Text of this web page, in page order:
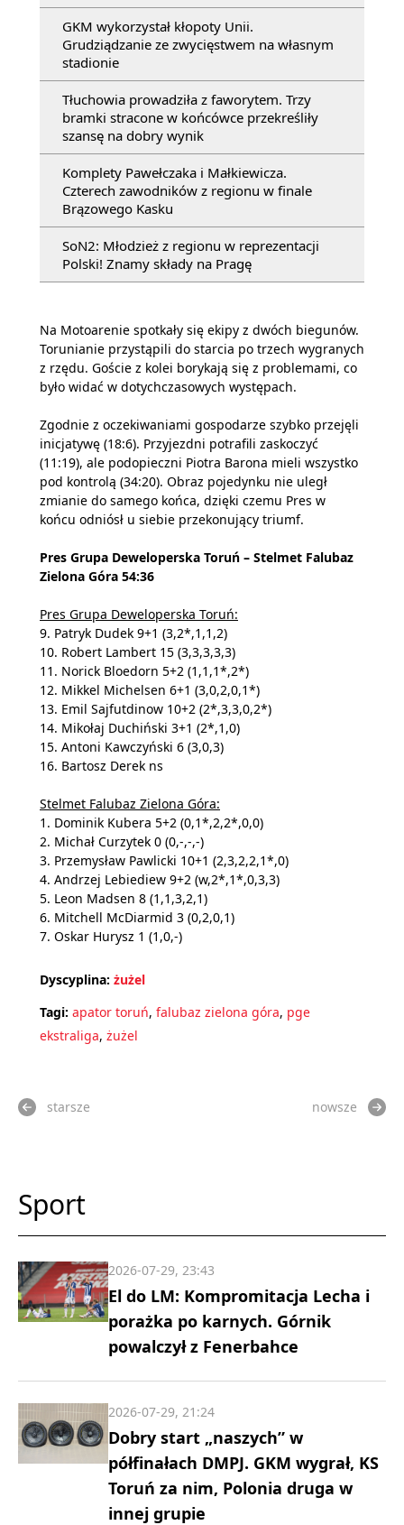
GKM wykorzystał kłopoty Unii.
Grudziądzanie ze zwycięstwem na własnym
stadionie
Tłuchowia prowadziła z faworytem. Trzy
bramki stracone w końcówce przekreśliły
szansę na dobry wynik
Komplety Pawełczaka i Małkiewicza.
Czterech zawodników z regionu w finale
Brązowego Kasku
SoN2: Młodzież z regionu w reprezentacji
Polski! Znamy składy na Pragę
Na Motoarenie spotkały się ekipy z dwóch biegunów.
Torunianie przystąpili do starcia po trzech wygranych
z rzędu. Goście z kolei borykają się z problemami, co
było widać w dotychczasowych występach.
Zgodnie z oczekiwaniami gospodarze szybko przejęli
inicjatywę (18:6). Przyjezdni potrafili zaskoczyć
(11:19), ale podopieczni Piotra Barona mieli wszystko
pod kontrolą (34:20). Obraz pojedynku nie uległ
zmianie do samego końca, dzięki czemu Pres w
końcu odniósł u siebie przekonujący triumf.
Pres Grupa Deweloperska Toruń – Stelmet Falubaz
Zielona Góra 54:36
Pres Grupa Deweloperska Toruń:
9. Patryk Dudek 9+1 (3,2*,1,1,2)
10. Robert Lambert 15 (3,3,3,3,3)
11. Norick Bloedorn 5+2 (1,1,1*,2*)
12. Mikkel Michelsen 6+1 (3,0,2,0,1*)
13. Emil Sajfutdinow 10+2 (2*,3,3,0,2*)
14. Mikołaj Duchiński 3+1 (2*,1,0)
15. Antoni Kawczyński 6 (3,0,3)
16. Bartosz Derek ns
Stelmet Falubaz Zielona Góra:
1. Dominik Kubera 5+2 (0,1*,2,2*,0,0)
2. Michał Curzytek 0 (0,-,-,-)
3. Przemysław Pawlicki 10+1 (2,3,2,2,1*,0)
4. Andrzej Lebiediew 9+2 (w,2*,1*,0,3,3)
5. Leon Madsen 8 (1,1,3,2,1)
6. Mitchell McDiarmid 3 (0,2,0,1)
7. Oskar Hurysz 1 (1,0,-)
Dyscyplina: żużel
Tagi: apator toruń, falubaz zielona góra, pge
ekstraliga, żużel
starsze nowsze
Sport
El do LM: Kompromitacja Lecha i
porażka po karnych. Górnik
powalczył z Fenerbahce
2026-07-29, 23:43
Dobry start „naszych” w
półfinałach DMPJ. GKM wygrał, KS
Toruń za nim, Polonia druga w
innej grupie
2026-07-29, 21:24